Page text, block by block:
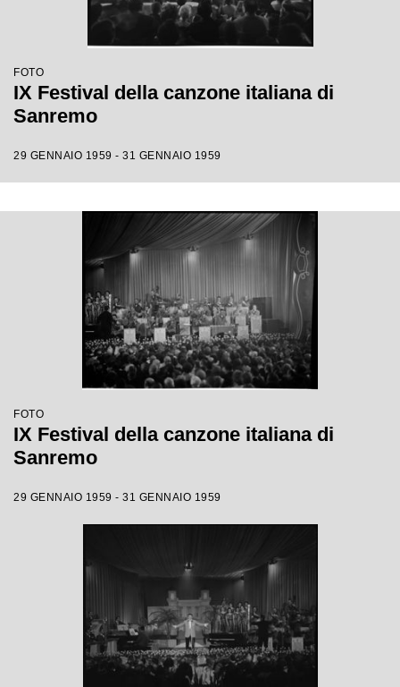
FOTO
IX Festival della canzone italiana di
Sanremo
29 GENNAIO 1959 - 31 GENNAIO 1959
FOTO
IX Festival della canzone italiana di
Sanremo
29 GENNAIO 1959 - 31 GENNAIO 1959